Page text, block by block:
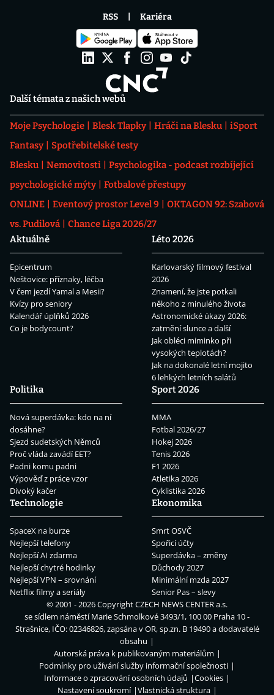
Další témata z našich webů
Moje Psychologie Blesk Tlapky Hráči na Blesku
iSport
Fantasy
Spotřebitelské testy
Blesku
Nemovitosti
Psychologika - podcast rozbíjející
psychologické mýty
Fotbalové přestupy
ONLINE
Eventový prostor Level 9
OKTAGON 92: Szabová
vs. Pudilová
Chance Liga 2026/27
Aktuálně
Epicentrum
Neštovice: příznaky, léčba
V čem jezdí Yamal a Mesii?
Kvízy pro seniory
Kalendář úplňků 2026
Co je bodycount?
Léto 2026
Karlovarský filmový festival
2026
Znamení, že jste potkali
někoho z minulého života
Astronomické úkazy 2026:
zatmění slunce a další
Jak obléci miminko při
vysokých teplotách?
Jak na dokonalé letní mojito
6 lehkých letních salátů
Politika
Nová superdávka: kdo na ní
dosáhne?
Sjezd sudetských Němců
Proč vláda zavádí EET?
Padni komu padni
Výpověď z práce vzor
Divoký kačer
Sport 2026
MMA
Fotbal 2026/27
Hokej 2026
Tenis 2026
F1 2026
Atletika 2026
Cyklistika 2026
Technologie
SpaceX na burze
Nejlepší telefony
Nejlepší AI zdarma
Nejlepší chytré hodinky
Nejlepší VPN – srovnání
Netflix filmy a seriály
Ekonomika
Smrt OSVČ
Spořicí účty
Superdávka – změny
Důchody 2027
Minimální mzda 2027
Senior Pas – slevy
RSS Kariéra
© 2001 - 2026 CopyrightCZECH NEWS CENTER a.s.
se sídlem náměstí Marie Schmolkové 3493/1, 100 00 Praha 10 -
Strašnice, IČO: 02346826, zapsána v OR, sp.zn. B 19490 a dodavatelé
obsahu
Autorská práva k publikovaným materiálům
Podmínky pro užívání služby informační společnosti
Informace o zpracování osobních údajů
Cookies
Nastavení soukromí
Vlastnická struktura